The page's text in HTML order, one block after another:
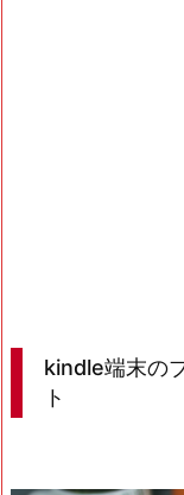
kindle端末の
ト